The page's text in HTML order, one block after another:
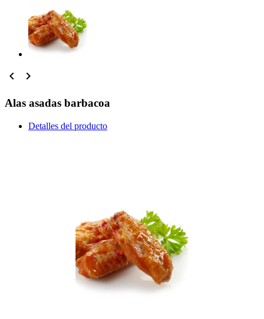
 
Alas asadas barbacoa
Detalles del producto